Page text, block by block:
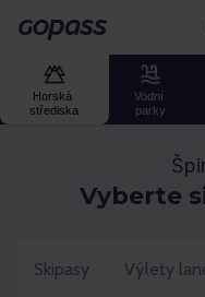
GOPASS
Horská
střediska
Vodní
parky
Vyberte
Skipasy Výlety